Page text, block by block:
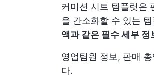
커미션 시트 템플릿은
을 간소화할 수 있는
액과 같은 필수 세부
영업팀원 정보, 판매
다.